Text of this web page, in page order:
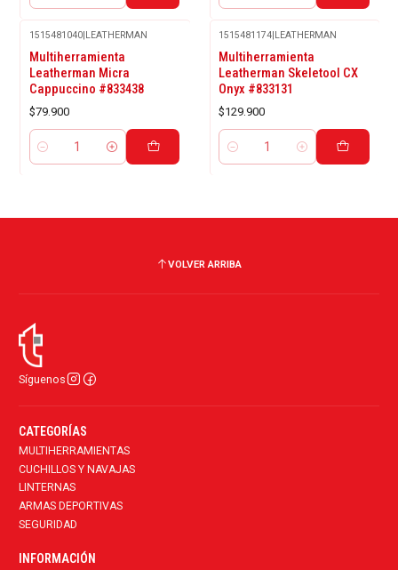
1515481040| LEATHERMAN
Multiherramienta
Leatherman Micra
Cappuccino #833438
$79.900
Cantidad
1515481174 LEATHERMAN
Multiherramienta
Leatherman Skeletool CX
Onyx #833131
$129.900
Cantidad
VOLVER ARRIBA
Síguenos
CATEGORÍAS
MULTIHERRAMIENTAS
CUCHILLOS Y NAVAJAS
LINTERNAS
ARMAS DEPORTIVAS
SEGURIDAD
INFORMACIÓN